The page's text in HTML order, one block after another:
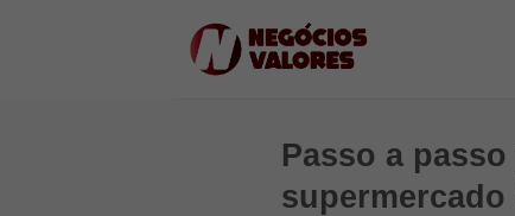
Passo a